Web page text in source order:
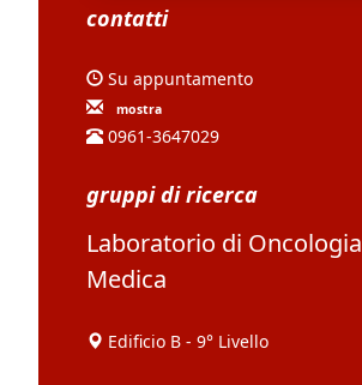
contatti
Su appuntamento
mostra
0961-3647029
gruppi di ricerca
Laboratorio di Oncologia
Medica
Edificio B - 9° Livello